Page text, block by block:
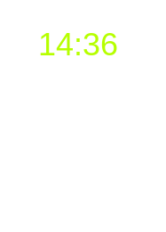
14:36